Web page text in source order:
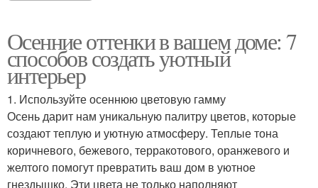
Осенние оттенки в вашем доме: 7
способов создать уютный
интерьер
1. Используйте осеннюю цветовую гамму
Осень дарит нам уникальную палитру цветов, которые
создают теплую и уютную атмосферу. Теплые тона
коричневого, бежевого, терракотового, оранжевого и
желтого помогут превратить ваш дом в уютное
гнездышко. Эти цвета не только наполняют